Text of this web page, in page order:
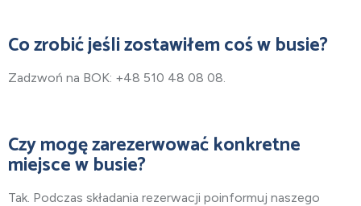
Co zrobić jeśli zostawiłem coś w busie?
Zadzwoń na BOK: +48 510 48 08 08.
Czy mogę zarezerwować konkretne
miejsce w busie?
Tak. Podczas składania rezerwacji poinformuj naszego